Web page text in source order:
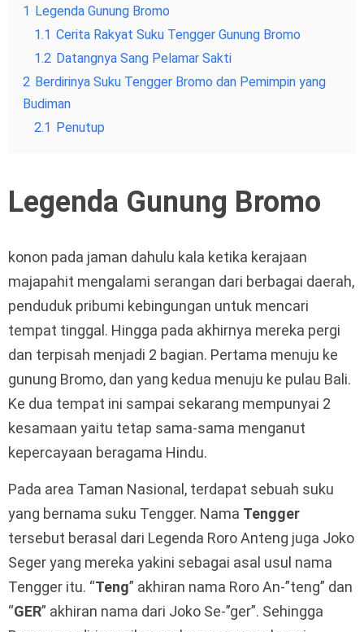
1 Legenda Gunung Bromo
1.1 Cerita Rakyat Suku Tengger Gunung Bromo
1.2 Datangnya Sang Pelamar Sakti
2 Berdirinya Suku Tengger Bromo dan Pemimpin yang
Budiman
2.1 Penutup
Legenda Gunung Bromo
konon pada jaman dahulu kala ketika kerajaan
majapahit mengalami serangan dari berbagai daerah,
penduduk pribumi kebingungan untuk mencari
tempat tinggal. Hingga pada akhirnya mereka pergi
dan terpisah menjadi 2 bagian. Pertama menuju ke
gunung Bromo, dan yang kedua menuju ke pulau Bali.
Ke dua tempat ini sampai sekarang mempunyai 2
kesamaan yaitu tetap sama-sama menganut
kepercayaan beragama Hindu.
Pada area Taman Nasional, terdapat sebuah suku
yang bernama suku Tengger. Nama Tengger
tersebut berasal dari Legenda Roro Anteng juga Joko
Seger yang mereka yakini sebagai asal usul nama
Tengger itu. “Teng” akhiran nama Roro An-”teng” dan
“GER” akhiran nama dari Joko Se-”ger”. Sehingga